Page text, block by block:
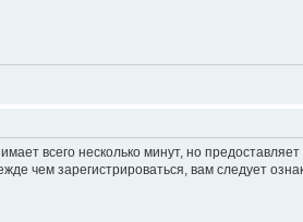
всего несколько минут, но
чем зарегистрироваться, вам следует